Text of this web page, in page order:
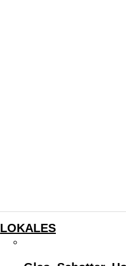
LOKALES